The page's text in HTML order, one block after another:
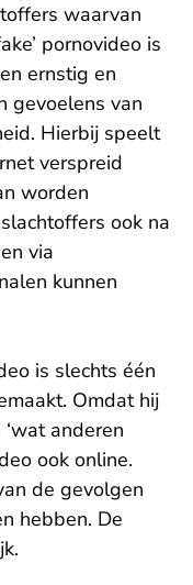
waarvan
pornovideo is
ernstig en
gevoelens van
Hierbij speelt
verspreid
worden
ook na
via
kunnen
is slechts één
Omdat hij
anderen
ook online.
de gevolgen
hebben. De